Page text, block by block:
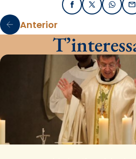
FacebookX / Twitter
Anterior